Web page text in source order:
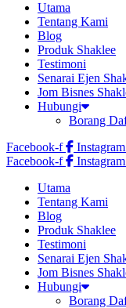
Utama
Tentang Kami
Blog
Produk Shaklee
Testimoni
Senarai Ejen
Jom Bisnes
Hubungi
Borang
Facebook-f
Instagram
Facebook-f
Instagram
Utama
Tentang Kami
Blog
Produk Shaklee
Testimoni
Senarai Ejen
Jom Bisnes
Hubungi
Borang